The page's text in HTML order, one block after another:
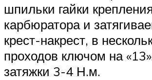
шпильки гайки
карбюратора и
крест-накрест, в
проходов ключом на
затяжки 3-4 Н.м.